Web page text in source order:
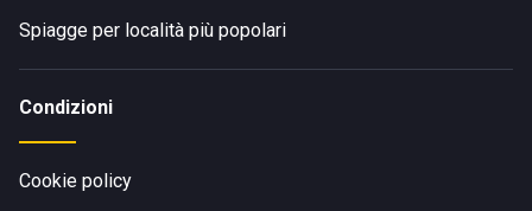
Spiagge per località più popolari
Condizioni
Cookie policy